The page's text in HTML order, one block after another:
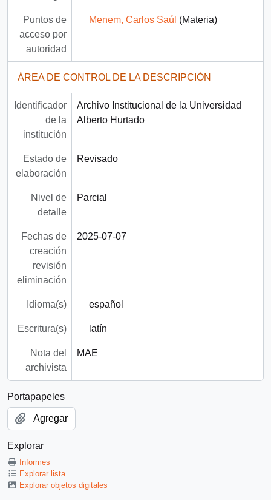
Puntos de
acceso por
autoridad
Menem, Carlos Saúl (Materia)
ÁREA DE CONTROL DE LA DESCRIPCIÓN
Identificador
de la
institución
Archivo Institucional de la Universidad
Alberto Hurtado
Estado de
elaboración
Revisado
Nivel de
detalle
Parcial
Fechas de
creación
revisión
eliminación
2025-07-07
Idioma(s) español
Escritura(s) latín
Nota del
archivista
MAE
Portapapeles
Agregar
Explorar
Informes
Explorar lista
Explorar objetos digitales